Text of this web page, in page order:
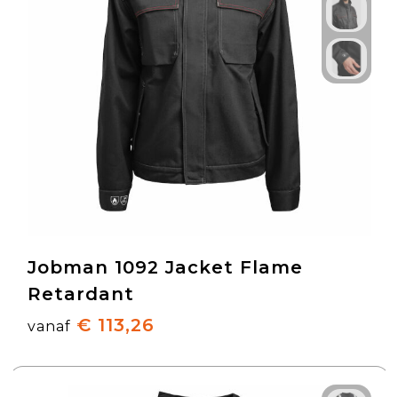
Jobman 1092 Jacket Flame
Retardant
vanaf € 113,26